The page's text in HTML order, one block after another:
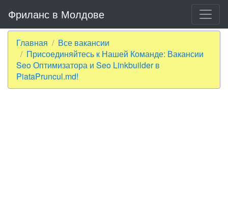
Фриланс в Молдове
Главная
Все вакансии
Присоединяйтесь к Нашей Команде: Вакансии
Seo Оптимизатора и Seo Linkbuilder в
PiataPruncul.md!